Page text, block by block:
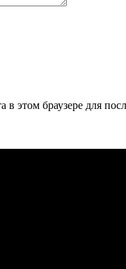
в этом браузере для